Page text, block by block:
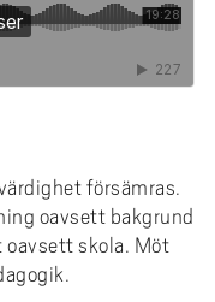
försämras.
oavsett bakgrund
skola. Möt